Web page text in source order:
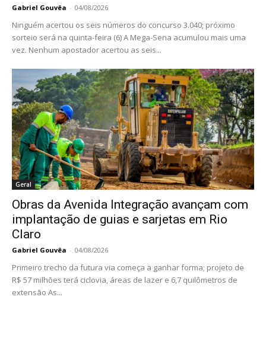
Gabriel Gouvêa - 04/08/2026
Ninguém acertou os seis números do concurso 3.040; próximo
sorteio será na quinta-feira (6) A Mega-Sena acumulou mais uma
vez. Nenhum apostador acertou as seis...
Geral
Obras da Avenida Integração avançam com
implantação de guias e sarjetas em Rio
Claro
Gabriel Gouvêa - 04/08/2026
Primeiro trecho da futura via começa a ganhar forma; projeto de
R$ 57 milhões terá ciclovia, áreas de lazer e 6,7 quilômetros de
extensão As...